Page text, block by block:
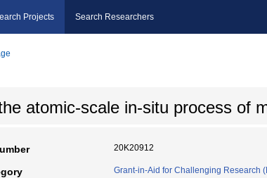
Projects Search Researchers
atomic-scale in-situ process of
20K20912
Grant-in-Aid for Challenging Research